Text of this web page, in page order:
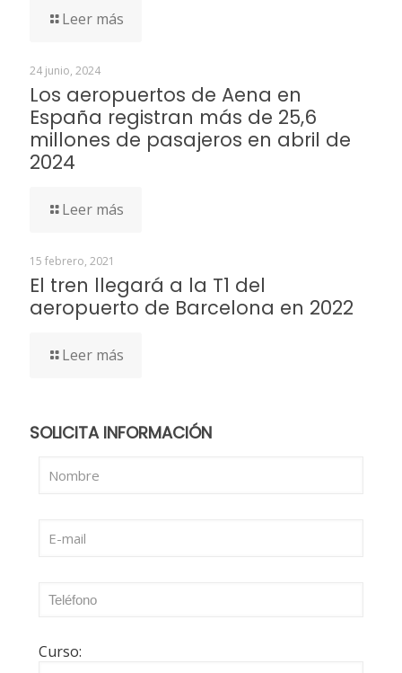
Leer más
24 junio, 2024
Los aeropuertos de Aena en
España registran más de 25,6
millones de pasajeros en abril de
2024
Leer más
15 febrero, 2021
El tren llegará a la T1 del
aeropuerto de Barcelona en 2022
Leer más
SOLICITA INFORMACIÓN
Curso: